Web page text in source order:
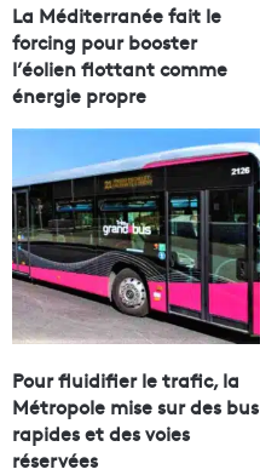
La Méditerranée fait le
forcing pour booster
l’éolien flottant comme
énergie propre
Pour fluidifier le trafic, la
Métropole mise sur des bus
rapides et des voies
réservées